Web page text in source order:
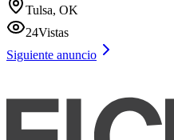
Tulsa, OK
24Vistas
Siguiente anuncio